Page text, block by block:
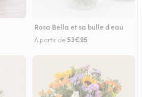
Rosa Bella et sa bulle d'eau
À partir de 53€95